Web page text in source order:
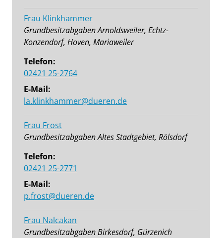
Frau Klinkhammer
Grundbesitzabgaben Arnoldsweiler, Echtz-
Konzendorf, Hoven, Mariaweiler
Telefon:
02421 25-2764
E-Mail:
la.klinkhammer@dueren.de
Frau Frost
Grundbesitzabgaben Altes Stadtgebiet, Rölsdorf
Telefon:
02421 25-2771
E-Mail:
p.frost@dueren.de
Frau Nalcakan
Grundbesitzabgaben Birkesdorf, Gürzenich